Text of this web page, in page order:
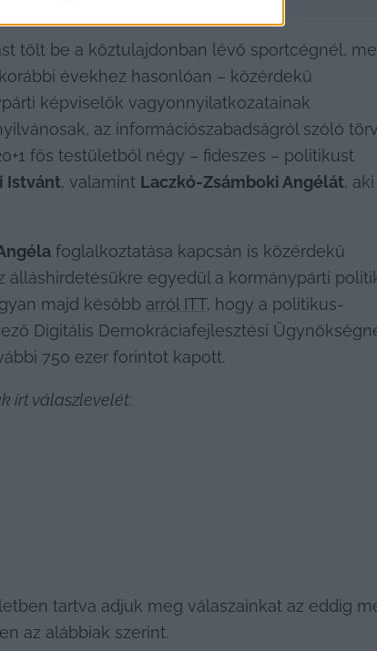
tölt be a köztulajdonban lévő sportcégnél,
évekhez hasonlóan – közérdekű
képviselők vagyonnyilatkozatainak
az információszabadságról szóló
fős testületből négy – fideszes – politikust
Istvánt, valamint Laczkó-Zsámboki Angélát,
foglalkoztatása kapcsán is közérdekű
egyedül a kormánypárti
majd később arról ITT, hogy a politikus-
Digitális Demokráciafejlesztési
750 ezer forintot kapott.
írt válaszlevelét:
tartva adjuk meg válaszainkat az eddig
az alábbiak szerint.